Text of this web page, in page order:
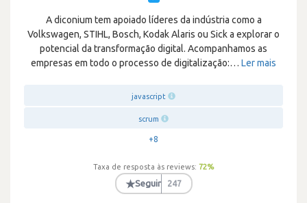
A diconium tem apoiado líderes da indústria como a
Volkswagen, STIHL, Bosch, Kodak Alaris ou Sick a explorar o
potencial da transformação digital. Acompanhamos as
empresas em todo o processo de digitalização:… Ler mais
javascript
scrum
+8
Taxa de resposta às reviews: 72%
★Seguir 247